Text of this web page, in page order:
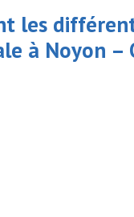
les
à Noyon –